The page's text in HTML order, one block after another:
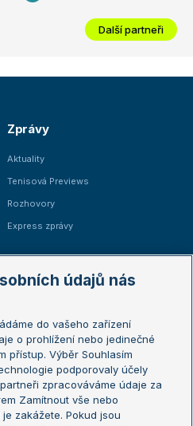
Další partneři
Zprávy
Aktuality
Tenisová Previews
Rozhovory
Express zprávy
Australian Open
French Open
Wimbledon
US Open
Turnaj mistrů
údajů nás
do vašeho zařízení
o prohlížení nebo jedinečné
přístup. Výběr Souhlasím
podporovaly účely
zpracováváme údaje za
Zamítnout vše nebo
zakážete. Pokud jsou